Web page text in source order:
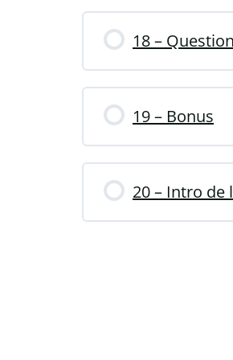
18 –
19 – Bonus
20 – Intro de